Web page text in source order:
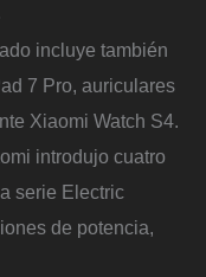
incluye también
7 Pro, auriculares
Xiaomi Watch S4.
introdujo cuatro
serie Electric
de potencia,